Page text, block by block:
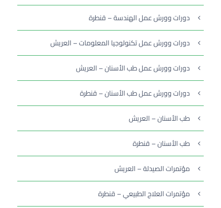
دورات وورش عمل الهندسة – قنطرة
دورات وورش عمل تكنولوجيا المعلومات – العريش
دورات وورش عمل طب الأسنان – العريش
دورات وورش عمل طب الأسنان – قنطرة
طب الأسنان – العريش
طب الأسنان – قنطرة
مؤتمرات الصيدلة – العريش
مؤتمرات العلاج الطبيعي – قنطرة